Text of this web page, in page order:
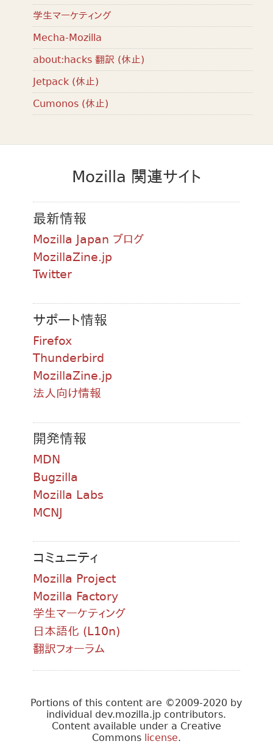
学生マーケティング
Mecha-Mozilla
about:hacks 翻訳 (休止)
Jetpack (休止)
Cumonos (休止)
Mozilla 関連サイト
最新情報
Mozilla Japan ブログ
MozillaZine.jp
Twitter
サポート情報
Firefox
Thunderbird
MozillaZine.jp
法人向け情報
開発情報
MDN
Bugzilla
Mozilla Labs
MCNJ
コミュニティ
Mozilla Project
Mozilla Factory
学生マーケティング
日本語化 (L10n)
翻訳フォーラム
Portions of this content are ©2009-2020 by
individual dev.mozilla.jp contributors.
Content available under a Creative
Commons license.